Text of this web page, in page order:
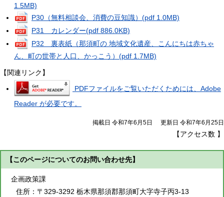
1.5MB)
P30（無料相談会、消費の豆知識） (pdf 1.0MB)
P31 カレンダー(pdf 886.0KB)
P32 裏表紙（那須町の 地域文化遺産、こんにちは赤ちゃ
ん、町の世帯と人口、かっこう） (pdf 1.7MB)
【関連リンク】
PDFファイルをご覧いただくためには、Adobe
Reader が必要です。
掲載日 令和7年6月5日 更新日 令和7年6月25日
【アクセス数 】
【このページについてのお問い合わせ先】
企画政策課
住所： 〒329-3292 栃木県那須郡那須町大字寺子丙3-13